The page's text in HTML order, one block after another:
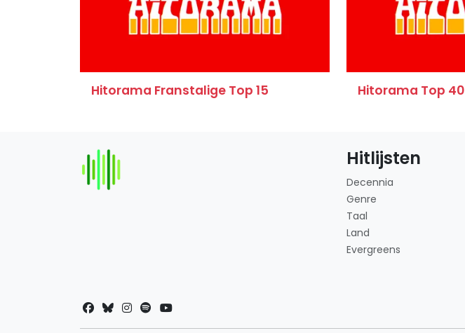
Hitorama Franstalige Top 15 Hitorama Top 40
Hitlijsten
Decennia
Genre
Taal
Land
Evergreens